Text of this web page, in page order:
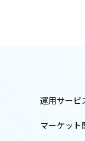
運用サービ
マーケット